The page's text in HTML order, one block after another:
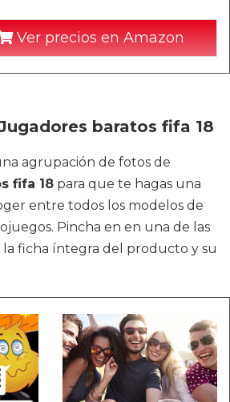
Ver precios en Amazon
baratos fifa 18
agrupación de fotos de
fifa 18 para que te hagas una
entre todos los modelos de
Pincha en en una de las
la ficha íntegra del producto y su